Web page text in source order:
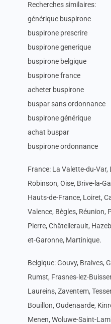
Recherches similaires:
générique buspirone
buspirone prescrire
buspirone generique
buspirone belgique
buspirone france
acheter buspirone
buspar sans ordonnance
buspirone générique
achat buspar
buspirone ordonnance
France: La Valette-du-
Robinson, Oise, Brive-la-
Hauts-de-France, Loiret,
Valence, Bègles, Réunion,
Pierre, Châtellerault,
et-Garonne, Martinique.
Belgique: Gouvy, Braives,
Rumst, Frasnes-lez-
Laureins, Zaventem,
Bouillon, Oudenaarde,
Menen, Woluwe-Saint-